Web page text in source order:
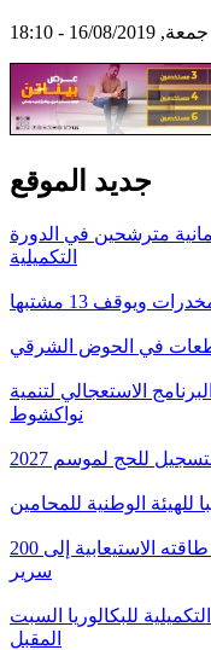
جمعة, 16/08/2019 - 18:10
جديد الموقع
مترشحين في الدورة
التكميلية
ويوقف 13 مشتبها
في الحوض الشرقي
الاستعجالي لتنمية
نواكشوط
للحج لموسم 2027
للهيئة الوطنية للمحامين
اتفاقية لتوسعة مستشفى الصداقة ورفع طاقته الاستيعابية إلى 200
سرير
للبكالوريا السبت
المقبل